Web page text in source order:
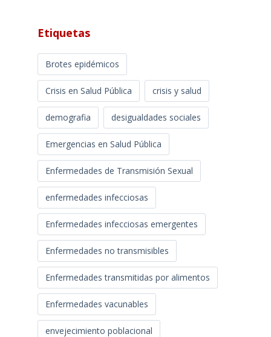
Etiquetas
Brotes epidémicos
Crisis en Salud Pública crisis y salud
demografia desigualdades sociales
Emergencias en Salud Pública
Enfermedades de Transmisión Sexual
enfermedades infecciosas
Enfermedades infecciosas emergentes
Enfermedades no transmisibles
Enfermedades transmitidas por alimentos
Enfermedades vacunables
envejecimiento poblacional